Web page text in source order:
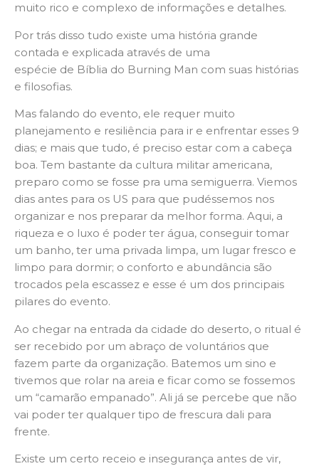
muito rico e complexo de informações e detalhes.
Por trás disso tudo existe uma história grande
contada e explicada através de uma
espécie de Bíblia do Burning Man com suas histórias
e filosofias.
Mas falando do evento, ele requer muito
planejamento e resiliência para ir e enfrentar esses 9
dias; e mais que tudo, é preciso estar com a cabeça
boa. Tem bastante da cultura militar americana,
preparo como se fosse pra uma semiguerra. Viemos
dias antes para os US para que pudéssemos nos
organizar e nos preparar da melhor forma. Aqui, a
riqueza e o luxo é poder ter água, conseguir tomar
um banho, ter uma privada limpa, um lugar fresco e
limpo para dormir; o conforto e abundância são
trocados pela escassez e esse é um dos principais
pilares do evento.
Ao chegar na entrada da cidade do deserto, o ritual é
ser recebido por um abraço de voluntários que
fazem parte da organização. Batemos um sino e
tivemos que rolar na areia e ficar como se fossemos
um “camarão empanado”. Ali já se percebe que não
vai poder ter qualquer tipo de frescura dali para
frente.
Existe um certo receio e insegurança antes de vir,